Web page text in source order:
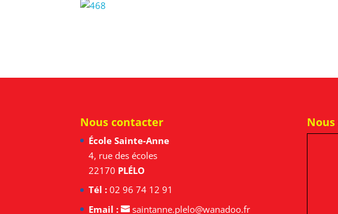
Nous contacter
École Sainte-Anne
4, rue des écoles
22170 PLÉLO
Tél : 02 96 74 12 91
Email :
saintanne.plelo@wanadoo.fr